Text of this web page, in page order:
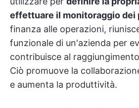
effettuare il monitoraggio dei
finanza alle operazioni,
funzionale di un'azienda per
contribuisce al
Ciò promuove la
e aumenta la produttività.